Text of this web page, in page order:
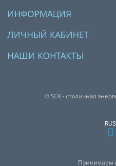
ИНФОРМАЦИЯ
ЛИЧНЫЙ КАБИНЕТ
НАШИ КОНТАКТЫ
© SEK - столичная
RUS
Принимаем